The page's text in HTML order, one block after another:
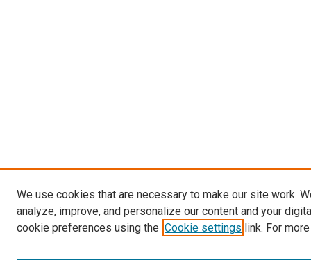
We use cookies that are necessary to make our site work.
analyze, improve, and personalize our content and your
cookie preferences using the Cookie settings link. For